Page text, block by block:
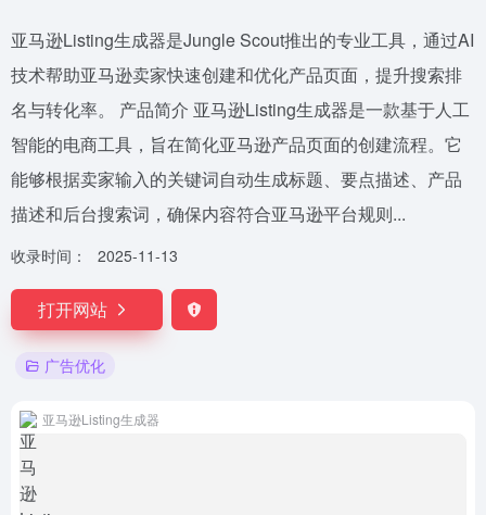
亚马逊Listing生成器是Jungle Scout推出的专业工具，通过AI
技术帮助亚马逊卖家快速创建和优化产品页面，提升搜索排
名与转化率。 产品简介 亚马逊Listing生成器是一款基于人工
智能的电商工具，旨在简化亚马逊产品页面的创建流程。它
能够根据卖家输入的关键词自动生成标题、要点描述、产品
描述和后台搜索词，确保内容符合亚马逊平台规则...
收录时间： 2025-11-13
打开网站
广告优化
亚马逊Listing生成器